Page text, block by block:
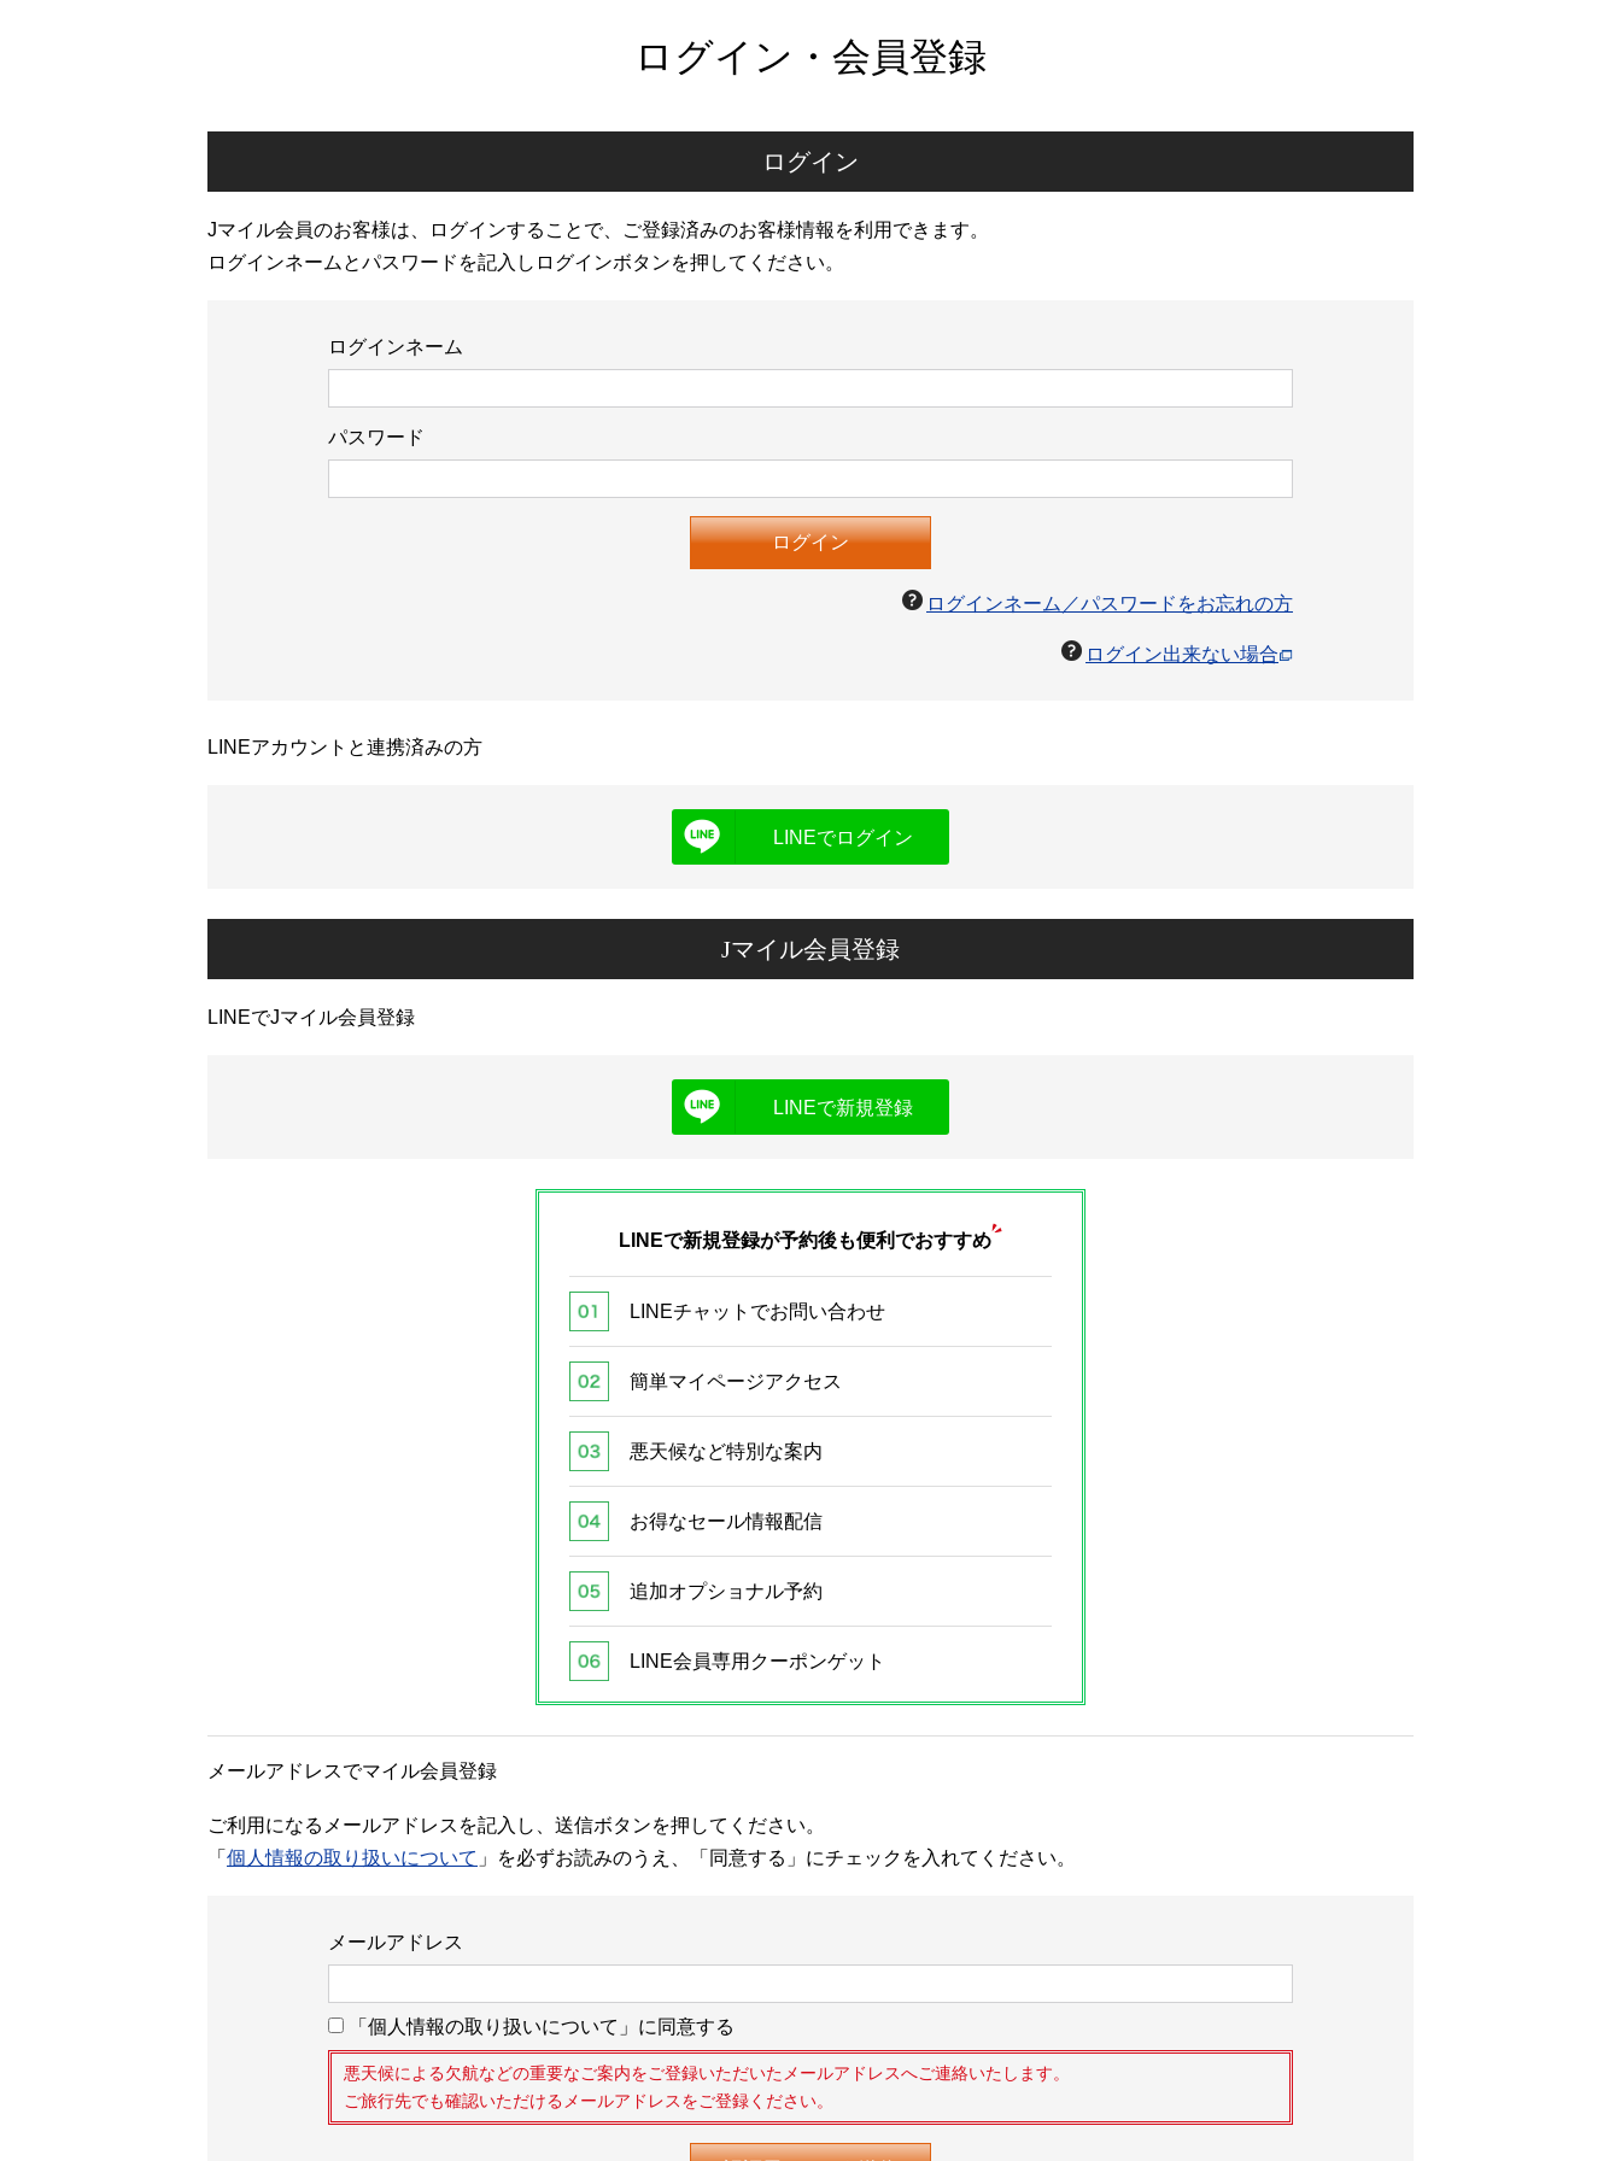
ログイン・会員登録
ログイン
Jマイル会員のお客様は、ログインすることで、ご登録済みのお客様情報を利用できます。
ログインネームとパスワードを記入しログインボタンを押してください。
ログインネーム
パスワード
ログインネーム／パスワードをお忘れの方
ログイン出来ない場合
LINEアカウントと連携済みの方
LINEでログイン
Jマイル会員登録
LINEでJマイル会員登録
LINEで新規登録
LINEで新規登録が予約後も便利でおすすめ
LINEチャットでお問い合わせ
簡単マイページアクセス
悪天候など特別な案内
お得なセール情報配信
追加オプショナル予約
LINE会員専用クーポンゲット
メールアドレスでマイル会員登録
ご利用になるメールアドレスを記入し、送信ボタンを押してください。
「 個人情報の取り扱いについて 」を必ずお読みのうえ、「同意する」にチェックを入れてください。
メールアドレス
「個人情報の取り扱いについて」に同意する
悪天候による欠航などの重要なご案内をご登録いただいたメールアドレスへご連絡いたします。
ご旅行先でも確認いただけるメールアドレスをご登録ください。